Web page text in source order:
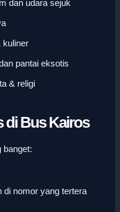
dan udara sejuk
kuliner
pantai eksotis
& religi
di Bus Kairos
banget:
di nomor yang tertera